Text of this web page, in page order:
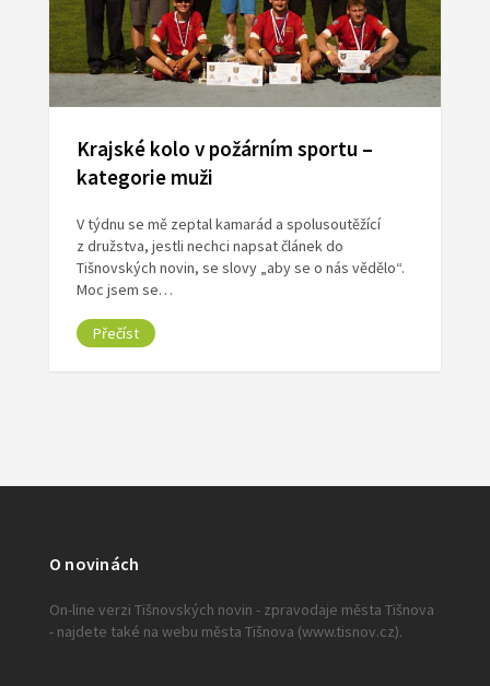
Krajské kolo v požárním sportu –
kategorie muži
V týdnu se mě zeptal kamarád a spolusoutěžící
z družstva, jestli nechci napsat článek do
Tišnovských novin, se slovy „aby se o nás vědělo“.
Moc jsem se…
Přečíst
O novinách
On-line verzi Tišnovských novin - zpravodaje města Tišnova
- najdete také na webu města Tišnova (www.tisnov.cz).